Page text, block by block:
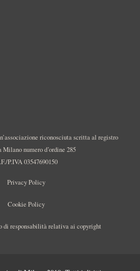
riconosciuta scritta al registro
Milano numero d’ordine 285
P.IVA 03547690150
Privacy Policy
Cookie Policy
di responsabilità relativa ai copyright